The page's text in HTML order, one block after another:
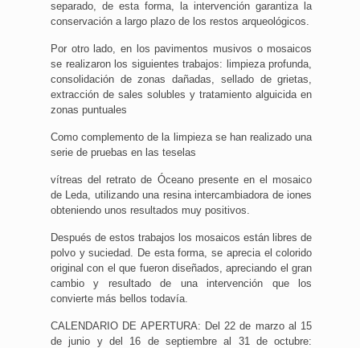
separado, de esta forma, la intervención garantiza la
conservación a largo plazo de los restos arqueológicos.
Por otro lado, en los pavimentos musivos o mosaicos
se realizaron los siguientes trabajos: limpieza profunda,
consolidación de zonas dañadas, sellado de grietas,
extracción de sales solubles y tratamiento alguicida en
zonas puntuales
Como complemento de la limpieza se han realizado una
serie de pruebas en las teselas
vítreas del retrato de Óceano presente en el mosaico
de Leda, utilizando una resina intercambiadora de iones
obteniendo unos resultados muy positivos.
Después de estos trabajos los mosaicos están libres de
polvo y suciedad. De esta forma, se aprecia el colorido
original con el que fueron diseñados, apreciando el gran
cambio y resultado de una intervención que los
convierte más bellos todavía.
CALENDARIO DE APERTURA: Del 22 de marzo al 15
de junio y del 16 de septiembre al 31 de octubre: